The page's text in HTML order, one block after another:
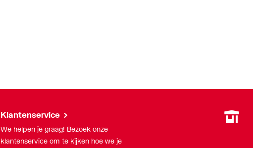
Klantenservice
We helpen je graag! Bezoek onze
klantenservice om te kijken hoe we je